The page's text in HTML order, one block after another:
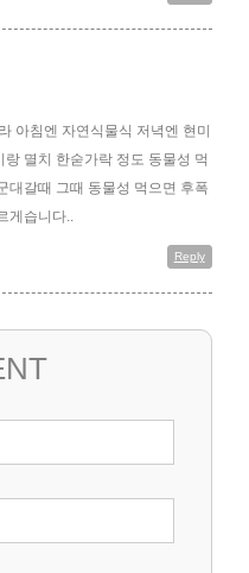
아침엔 자연식물식 저녁엔 현미
멸치 한숟가락 정도 동물성 먹
대갈때 그때 동물성 먹으면 후폭
게습니다..
Reply